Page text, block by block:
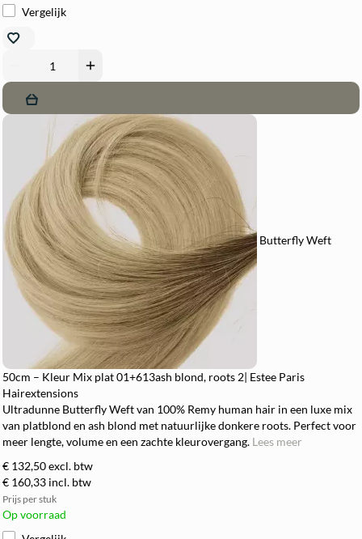
Vergelijk
add
Butterfly Weft
50cm – Kleur Mix plat 01+613ash blond, roots 2| Estee Paris
Hairextensions
Ultradunne Butterfly Weft van 100% Remy human hair in een luxe mix
van platblond en ash blond met natuurlijke donkere roots. Perfect voor
meer lengte, volume en een zachte kleurovergang. Lees meer
€ 132,50excl. btw
€ 160,33 incl. btw
Prijs per stuk
Op voorraad